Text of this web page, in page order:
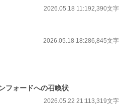
2026.05.18 11:192,390文字
2026.05.18 18:286,845文字
フォードへの召喚状
2026.05.22 21:113,319文字